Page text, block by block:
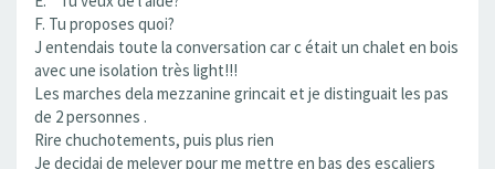
F. Tu proposes quoi?
J entendais toute la conversation car c était un chalet en bois
avec une isolation très light!!!
Les marches dela mezzanine grincait et je distinguait les pas
de 2 personnes .
Rire chuchotements, puis plus rien
Je decidai de melever pour me mettre en bas des escaliers